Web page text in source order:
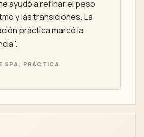
ayudó a refinar el peso
y las transiciones. La
práctica marcó la
SPA, PRÁCTICA